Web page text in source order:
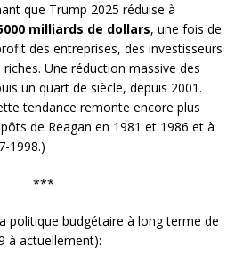
que Trump 2025 réduise à
milliards de dollars, une fois de
des entreprises, des investisseurs
Une réduction massive des
un quart de siècle, depuis 2001.
tendance remonte encore plus
de Reagan en 1981 et 1986 et à
1998.)
***
politique budgétaire à long terme de
à actuellement):